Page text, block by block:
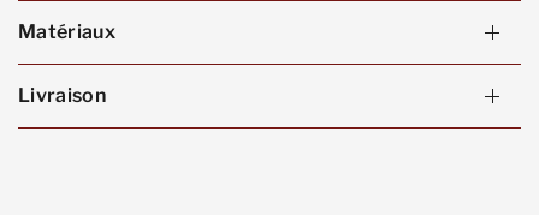
Matériaux
Livraison